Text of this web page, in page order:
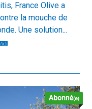
France Olive a
la mouche de
Une solution...